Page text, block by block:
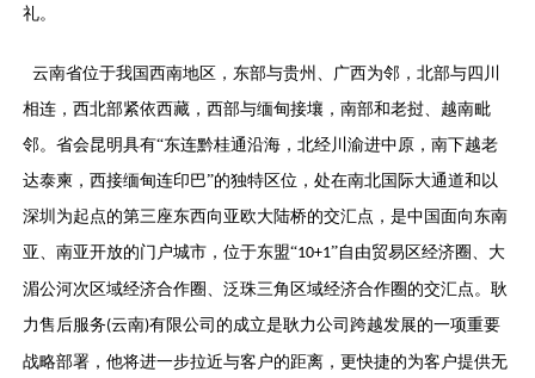
礼。
云南省位于我国西南地区，东部与贵州、广西为邻，北部与四川
相连，西北部紧依西藏，西部与缅甸接壤，南部和老挝、越南毗
邻。省会昆明具有“东连黔桂通沿海，北经川渝进中原，南下越老
达泰柬，西接缅甸连印巴”的独特区位，处在南北国际大通道和以
深圳为起点的第三座东西向亚欧大陆桥的交汇点，是中国面向东南
亚、南亚开放的门户城市，位于东盟“10+1”自由贸易区经济圈、大
湄公河次区域经济合作圈、泛珠三角区域经济合作圈的交汇点。耿
力售后服务(云南)有限公司的成立是耿力公司跨越发展的一项重要
战略部署，他将进一步拉近与客户的距离，更快捷的为客户提供无